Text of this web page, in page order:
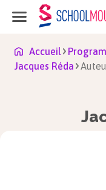
Accueil
Jacques Réda